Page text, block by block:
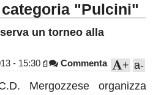
"Pulcini"
un torneo alla
- 15:30 Commenta a-
+
Mergozzese organizza